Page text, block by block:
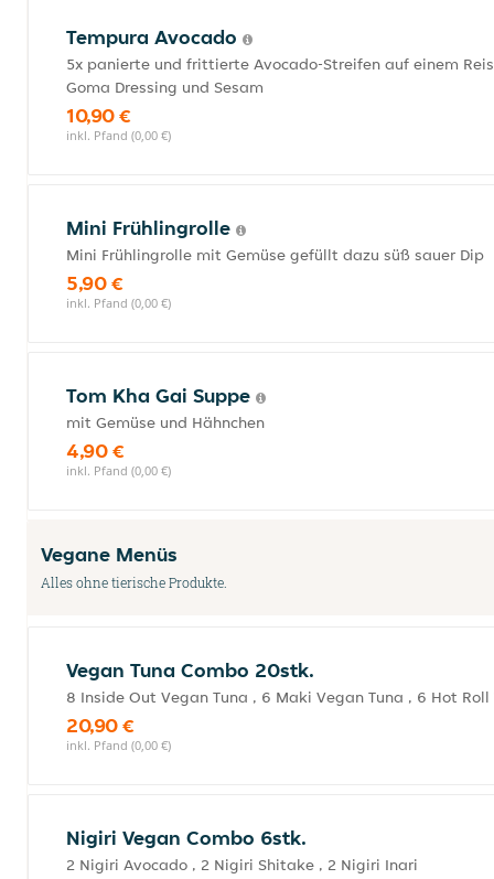
Tempura Avocado
5x panierte und frittierte Avocado-Streifen auf einem
Goma Dressing und Sesam
10,90 €
inkl. Pfand (0,00 €)
Mini Frühlingrolle
Mini Frühlingrolle mit Gemüse gefüllt dazu süß sauer Dip
5,90 €
inkl. Pfand (0,00 €)
Tom Kha Gai Suppe
mit Gemüse und Hähnchen
4,90 €
inkl. Pfand (0,00 €)
Vegane Menüs
Alles ohne tierische Produkte.
Vegan Tuna Combo 20stk.
8 Inside Out Vegan Tuna , 6 Maki Vegan Tuna , 6 Hot Roll
20,90 €
inkl. Pfand (0,00 €)
Nigiri Vegan Combo 6stk.
2 Nigiri Avocado , 2 Nigiri Shitake , 2 Nigiri Inari